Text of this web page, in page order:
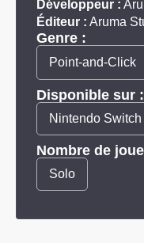
Développeur :
Éditeur : Aruma
Genre :
Point-and-Click
Disponible sur :
Nintendo Switch
Nombre de
Solo